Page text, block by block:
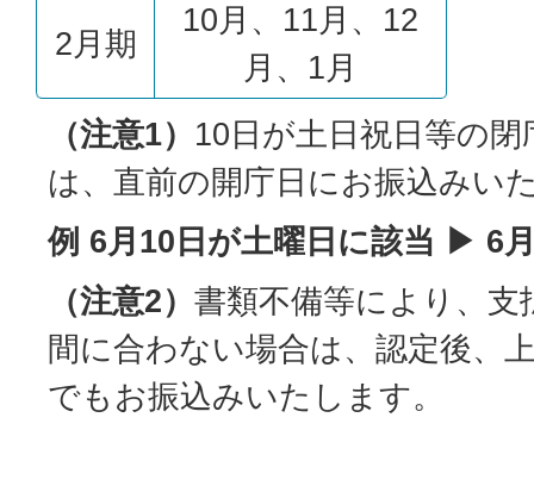
2月期
10月、11月、12
月、1月
（注意1） 10日が土日祝日等の
は、直前の開庁日にお振込みい
例 6月10日が土曜日に該当 ▶ 6
（注意2） 書類不備等により、支
間に合わない場合は、認定後、
でもお振込みいたします。